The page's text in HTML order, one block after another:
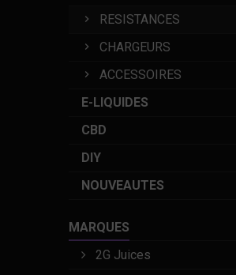
RESISTANCES
CHARGEURS
ACCESSOIRES
E-LIQUIDES
CBD
DIY
NOUVEAUTES
MARQUES
2G Juices